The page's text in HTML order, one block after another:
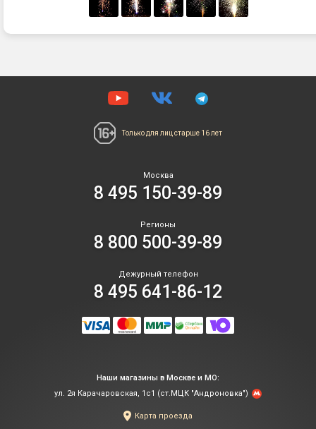
Только для лиц старше 16 лет
Москва
8 495 150-39-89
Регионы
8 800 500-39-89
Дежурный телефон
8 495 641-86-12
Наши магазины в Москве и МО:
ул. 2я Карачаровская, 1с1 (ст.МЦК "Андроновка")
Карта проезда